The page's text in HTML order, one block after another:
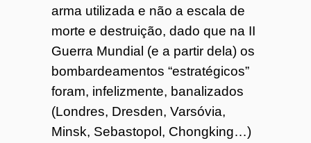
arma utilizada e não a escala de
morte e destruição, dado que na II
Guerra Mundial (e a partir dela) os
bombardeamentos “estratégicos”
foram, infelizmente, banalizados
(Londres, Dresden, Varsóvia,
Minsk, Sebastopol, Chongking…)